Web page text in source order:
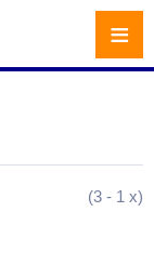
(3 - 1 x)
≡